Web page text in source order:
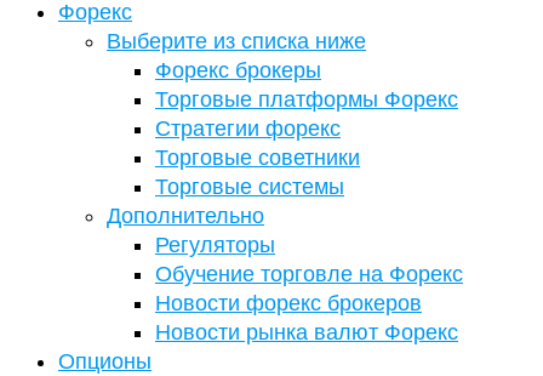
Форекс
Выберите из списка ниже
Форекс брокеры
Торговые платформы Форекс
Стратегии форекс
Торговые советники
Торговые системы
Дополнительно
Регуляторы
Обучение торговле на Форекс
Новости форекс брокеров
Новости рынка валют Форекс
Опционы